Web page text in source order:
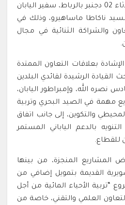
سفير
اليابان
ناكاطا ماساهيرو، وذلك في
والشراكة الثنائية في مجال
بعلاقات التعاون الممتدة
القيادة الرشيدة لقائدي البلدين
نصره الله، وإمبراطور اليابان،
مهمة في الصيد البحري وتربية
والتكوين، إلى جانب اتفاق
بالدعم الياباني المستمر
للقطاع.
المشاريع المنجزة، من بينها
القديمة بتمويل إضافي من
“تربية الأحياء المائية من أجل
التعاون العلمي والتقني، خاصة من